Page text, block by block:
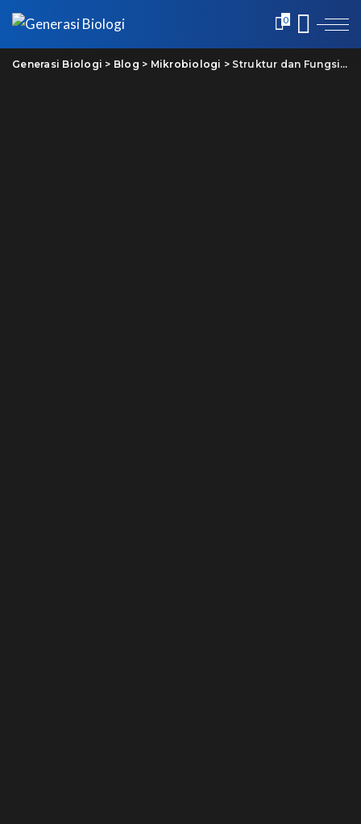
0
Generasi Biologi > Blog > Mikrobiologi > Struktur dan Fungsi Dinding Sel Bakteri